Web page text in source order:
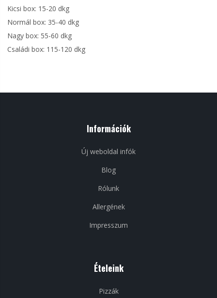
Kicsi box: 15-20 dkg
Normál box: 35-40 dkg
Nagy box: 55-60 dkg
Családi box: 115-120 dkg
Információk
Új weboldal infók
Blog
Rólunk
Allergének
Impresszum
Ételeink
Pizzák